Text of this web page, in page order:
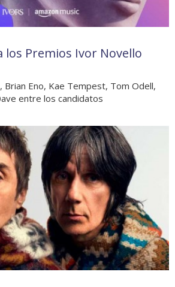
los Premios Ivor Novello
Brian Eno, Kae Tempest, Tom Odell,
entre los candidatos